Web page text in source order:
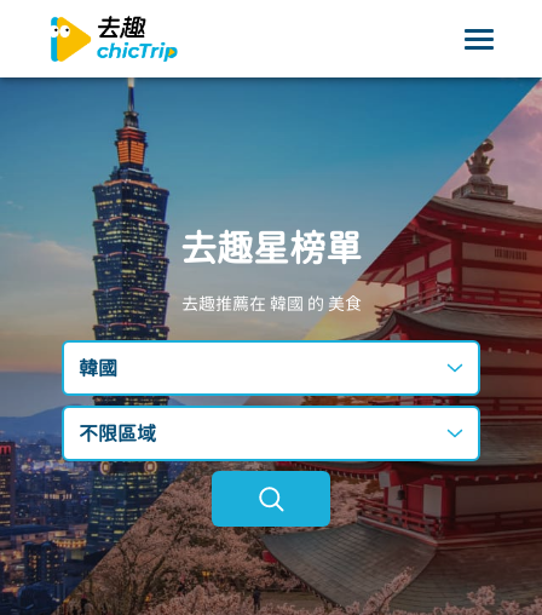
去趣星榜單
去趣推薦在 韓國 的 美食
韓國
台灣
日本
韓國
香港
不限區域
不限區域
首爾
釜山